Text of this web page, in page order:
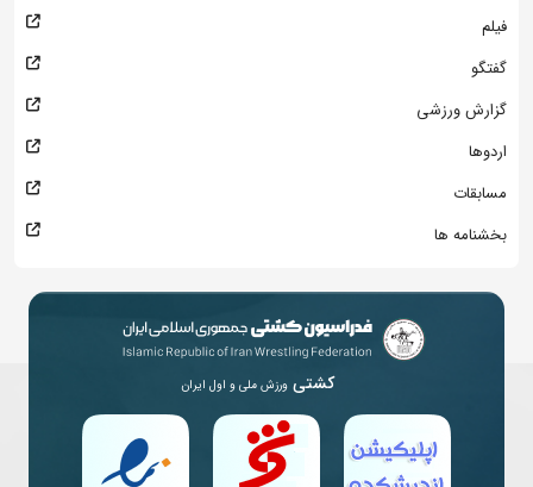
فیلم
گفتگو
گزارش ورزشی
اردوها
مسابقات
بخشنامه ها
کشتی ورزش ملی و اول ایران